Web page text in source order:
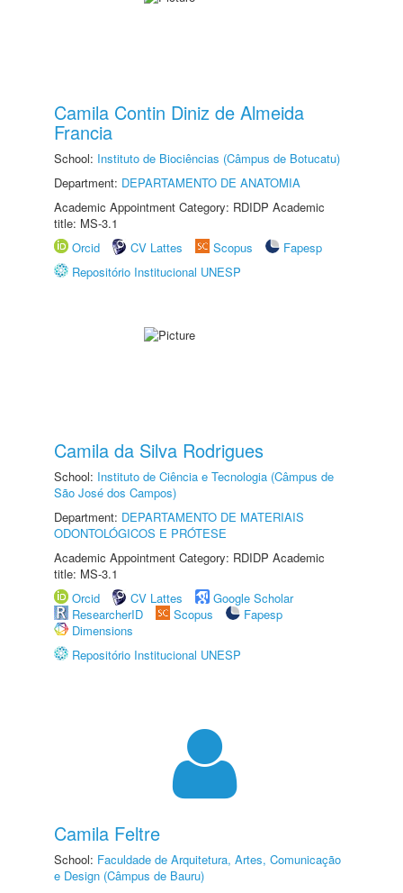
Camila Contin Diniz de Almeida
Francia
School: Instituto de Biociências (Câmpus de Botucatu)
Department: DEPARTAMENTO DE ANATOMIA
Academic Appointment Category: RDIDP Academic
title: MS-3.1
Orcid
CV Lattes Scopus
Fapesp
Repositório Institucional UNESP
Camila da Silva Rodrigues
School: Instituto de Ciência e Tecnologia (Câmpus de
São José dos Campos)
Department: DEPARTAMENTO DE MATERIAIS
ODONTOLÓGICOS E PRÓTESE
Academic Appointment Category: RDIDP Academic
title: MS-3.1
Orcid
CV Lattes
Google Scholar
ResearcherID
Scopus
Fapesp
Dimensions
Repositório Institucional UNESP
Camila Feltre
School: Faculdade de Arquitetura, Artes, Comunicação
e Design (Câmpus de Bauru)